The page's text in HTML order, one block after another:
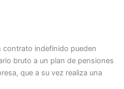
contrato indefinido pueden
bruto a un plan de pensiones
que a su vez realiza una